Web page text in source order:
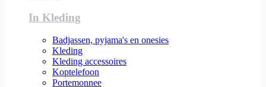
In Kleding
Badjassen, pyjama's en onesies
Kleding
Kleding accessoires
Koptelefoon
Portemonnee